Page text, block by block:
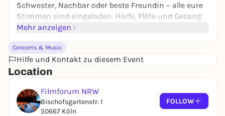
Schwester, Nachbar oder beste Freundin – alle eure
Stimmen sind eingeladen. Harfe, Flöte und Gesang
musizieren bekannte Lieder, neue Ohrwürmer und
laut, leise, mutig oder schüchtern – ganz ohne
Vorsingen und Angst vor falschen Tönen!
Mehr anzeigen
Concerts & Music
Hilfe und Kontakt zu diesem Event
Location
Filmforum NRW
Bischofsgartenstr. 1
50667 Köln
FOLLOW